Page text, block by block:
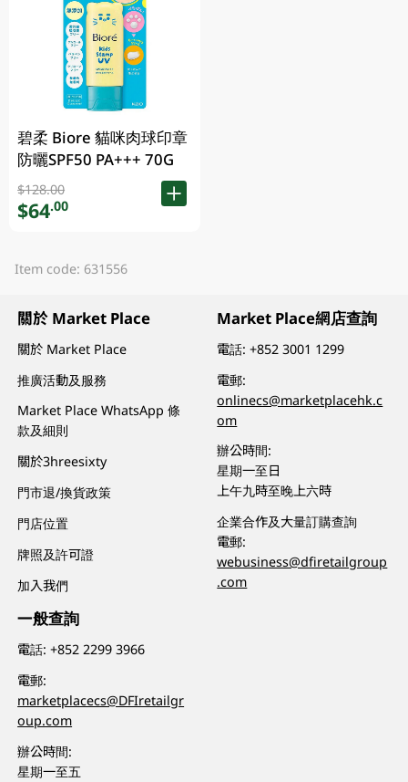
碧柔 Biore 貓咪肉球印章
防曬SPF50 PA+++ 70G
$128.00
$64.00
Item code: 631556
關於 Market Place
關於 Market Place
推廣活動及服務
Market Place WhatsApp 條
款及細則
關於3hreesixty
門市退/換貨政策
門店位置
牌照及許可證
加入我們
一般查詢
電話:+852 2299 3966
電郵:
marketplacecs@DFIretailgr
oup.com
辦公時間:
星期一至五
Market Place網店查詢
電話:+852 3001 1299
電郵:
onlinecs@marketplacehk.c
om
辦公時間:
星期一至日
上午九時至晚上六時
企業合作及大量訂購查詢
電郵:
webusiness@dfiretailgroup
.com